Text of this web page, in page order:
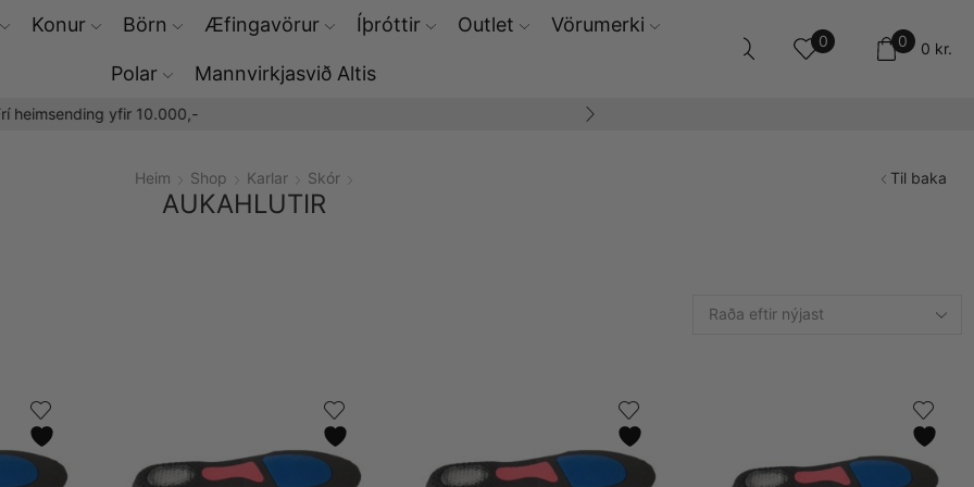
Konur Börn Æfingavörur Íþróttir Outlet Vörumerki
Polar Mannvirkjasvið Altis
0 0 0 kr.
Þú færð Polar æfingaúrin hjá okkur
Heim Shop Karlar Skór
AUKAHLUTIR
Til baka